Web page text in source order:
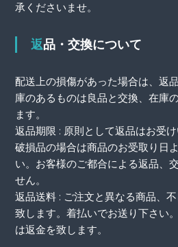
承くださいませ。
返品・交換について
配送上の損傷があった場合は、返
庫のあるものは良品と交換、在庫
ます。
返品期限 : 原則として返品はお受
破損品の場合は商品のお受取り日
い。お客様のご都合による返品、
せん。
返品送料 : ご注文と異なる商品、
致します。着払いでお送り下さい
は返金を致します。